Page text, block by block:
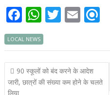
F
ac
e
b
o
W
h
at
s
A
T
itt
er
E
ai
l
i
n
d
LOCAL NEWS
Post
navigation
90 स्कूलों को बंद करने के आदेश
जारी, छात्रों की संख्या कम होने के चलते
लिया